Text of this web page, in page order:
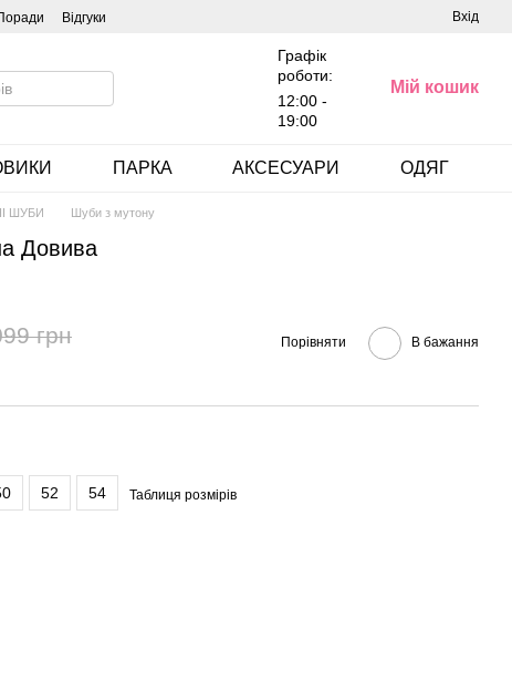
Відгуки Вхід
Графік
роботи:
12:00 -
19:00
Мій кошик
ПАРКА АКСЕСУАРИ ОДЯГ
ШУБИ Шуби з мутону
Довива
грн Порівняти В бажання
52 54 Таблиця розмірів